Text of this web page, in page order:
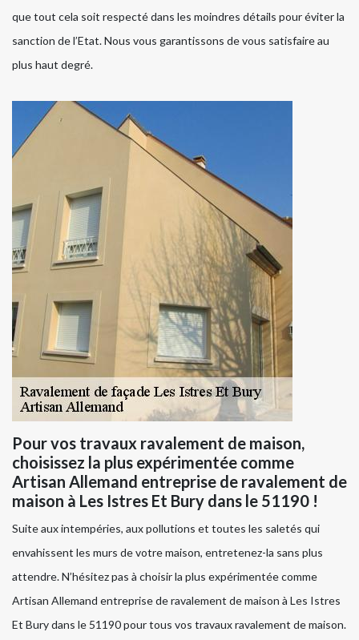
que tout cela soit respecté dans les moindres détails pour éviter la
sanction de l’Etat. Nous vous garantissons de vous satisfaire au
plus haut degré.
Pour vos travaux ravalement de maison,
choisissez la plus expérimentée comme
Artisan Allemand entreprise de ravalement de
maison à Les Istres Et Bury dans le 51190 !
Suite aux intempéries, aux pollutions et toutes les saletés qui
envahissent les murs de votre maison, entretenez-la sans plus
attendre. N’hésitez pas à choisir la plus expérimentée comme
Artisan Allemand entreprise de ravalement de maison à Les Istres
Et Bury dans le 51190 pour tous vos travaux ravalement de maison.